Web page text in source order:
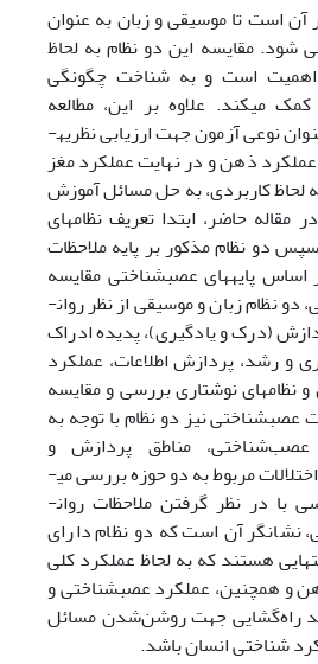
است تا موسیقی و زبان به ‌عنوان
شود. مقایسه این دو نظام به‌ لحاظ
اهمیت است و به شناخت چگونگی
می­کند. علاوه‌ بر این، مطالعه
مقایسه­ای می­تواند به ‌عنوان نوعی آزمون جهت ارزیابی نظریه­
ذهن و در نهایت عملکرد مغز
‌لحاظ کاربردی، به حل مسائل آموزش
مقاله حاضر، ابتدا تعریف نظام­های
دو نظام مذکور بر پایه ملاحظات
اساس پایه­های عصب­شناختی مقایسه
می­شوند. در این بررسی، دو نظام زبان و موسیقی از ‌نظر روان­­
(درک و یادگیری)، پدیده ادراک
و رشد، پردازش اطلاعات، عملکرد
نظام­های نوشتاری بررسی و مقایسه
عصب­شناختی نیز دو نظام با توجه‌ به
مناطق پردازش و
سازمان‌دهی در مغز و اختلالات مربوط به دو حوزه بررسی می­
شوند. نتایج این بررسی با در نظر گرفتن ملاحظات روان­
نشانگر آن است که دو نظام دارای
هستند که به ‌لحاظ عملکرد کلی
و همچنین، عملکرد عصب­شناختی و
راه‌گشایی جهت روشن‌شدن مسائل
شناختی انسان باشد.